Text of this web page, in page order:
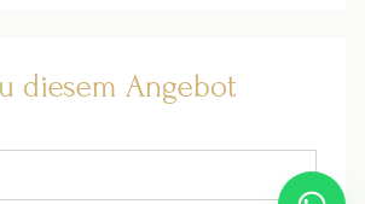
diesem Angebot